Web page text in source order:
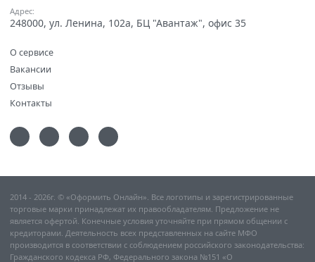
Адрес:
248000, ул. Ленина, 102а, БЦ "Авантаж", офис 35
О сервисе
Вакансии
Отзывы
Контакты
2014 - 2026г. © «Оформить Онлайн». Все логотипы и зарегистрированные
торговые марки принадлежат их правообладателям. Предложение не
является офертой. Конечные условия уточняйте при прямом общении с
кредиторами. Деятельность всех представленных на сайте МФО
производится в соответствии с соблюдением российского законодательства:
Гражданского кодекса РФ, Федерального закона №151 «О